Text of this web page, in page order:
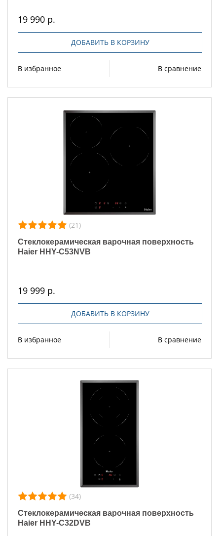
19 990 р.
ДОБАВИТЬ В КОРЗИНУ
В избранное В сравнение
(21)
Стеклокерамическая варочная поверхность
Haier HHY-C53NVB
19 999 р.
ДОБАВИТЬ В КОРЗИНУ
В избранное В сравнение
(34)
Стеклокерамическая варочная поверхность
Haier HHY-C32DVB